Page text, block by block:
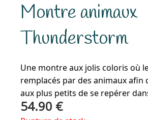
Montre animaux
Thunderstorm
Une montre aux jolis coloris où
remplacés par des animaux afin
aux plus petits de se repérer
54.90 €